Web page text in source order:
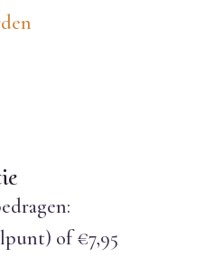
of €7,95